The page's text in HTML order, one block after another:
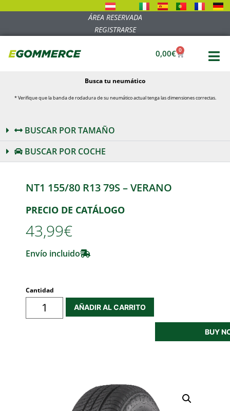
ÁREA RESERVADA
REGISTRARSE
0,00€ 0
Busca tu neumático
* Verifique que la banda de rodadura de su neumático actual tenga las dimensiones correctas.
BUSCAR POR TAMAÑO
BUSCAR POR COCHE
NT1 155/80 R13 79S – VERANO
PRECIO DE CATÁLOGO
43,99€
Envío incluido
Cantidad
AÑADIR AL CARRITO
BUY